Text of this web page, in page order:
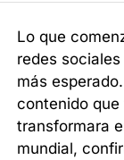
Lo que
redes
más
contenido
transformara
mundial,